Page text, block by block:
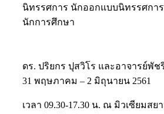
นักการศึกษา
31 พฤษภาคม – 2 มิถุนายน 2561
เวลา 09.30-17.30 น. ณ มิวเซียม
การเรียนรู้แห่งชาติ